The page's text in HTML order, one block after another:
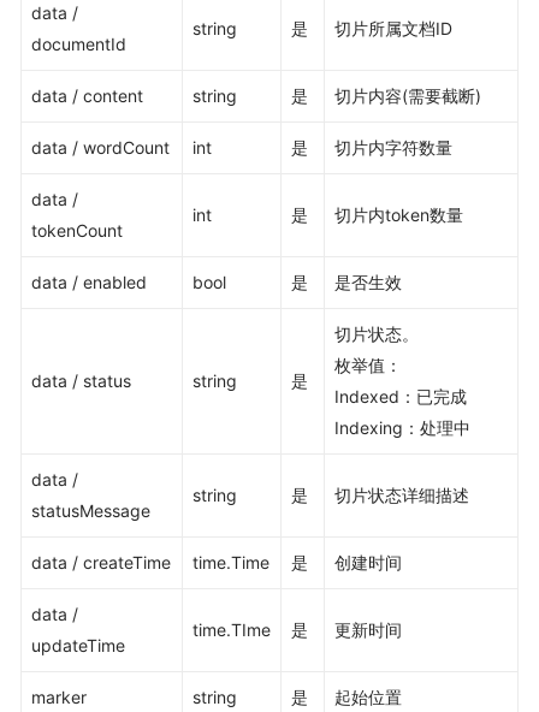
data /
documentId
string 是 切片所属文档ID
data / content string 是 切片内容(需要截断)
data / wordCount int 是 切片内字符数量
data /
tokenCount
int 是 切片内token数量
data / enabled bool 是 是否生效
data / status string 是
切片状态。
枚举值：
Indexed：已完成
Indexing：处理中
data /
statusMessage
string 是 切片状态详细描述
data / createTime time.Time 是 创建时间
data /
updateTime
time.TIme 是 更新时间
marker string 是 起始位置